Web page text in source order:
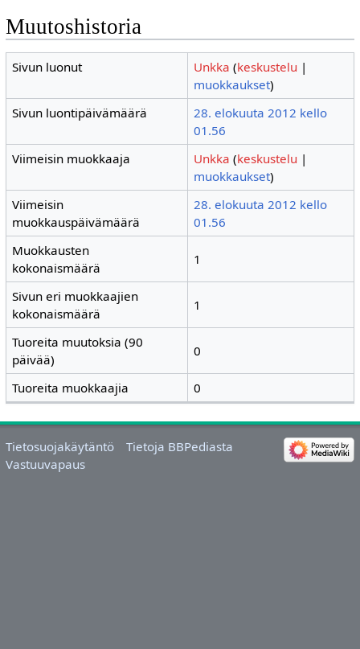
Muutoshistoria
Sivun luonut Unkka (keskustelu |
muokkaukset)
Sivun luontipäivämäärä
28. elokuuta 2012 kello
01.56
Viimeisin muokkaaja
Unkka (keskustelu |
muokkaukset)
Viimeisin
muokkauspäivämäärä
28. elokuuta 2012 kello
01.56
Muokkausten
kokonaismäärä
1
Sivun eri muokkaajien
kokonaismäärä
1
Tuoreita muutoksia (90
päivää)
0
Tuoreita muokkaajia 0
Tietosuojakäytäntö
Tietoja BBPediasta
Vastuuvapaus